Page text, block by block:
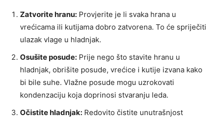
Zatvorite hranu: Provjerite je li svaka hrana u
vrećicama ili kutijama dobro zatvorena. To će spriječiti
ulazak vlage u hladnjak.
Osušite posude: Prije nego što stavite hranu u
hladnjak, obrišite posude, vrećice i kutije izvana kako
bi bile suhe. Vlažne posude mogu uzrokovati
kondenzaciju koja doprinosi stvaranju leda.
Očistite hladnjak: Redovito čistite unutrašnjost